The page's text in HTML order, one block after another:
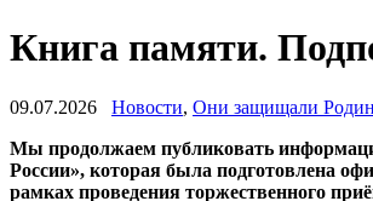
Книга памяти.
09.07.2026 Новости, Они защищали
Мы продолжаем публиковать
России», которая была подготовлена
рамках проведения торжественного